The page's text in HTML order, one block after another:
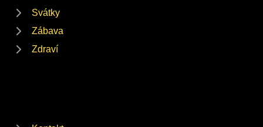
Svátky
Zábava
Zdraví